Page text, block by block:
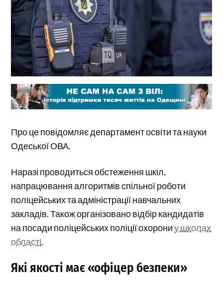
Про це повідомляє департамент освіти та науки
Одеської ОВА.
Наразі проводиться обстеження шкіл,
напрацювання алгоритмів спільної роботи
поліцейських та адміністрації навчальних
закладів. Також організовано відбір кандидатів
на посади поліцейських поліції охорониу школах
області.
Які якості має «офіцер безпеки»